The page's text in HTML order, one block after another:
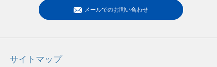
メールでのお問い合わせ
サイトマップ